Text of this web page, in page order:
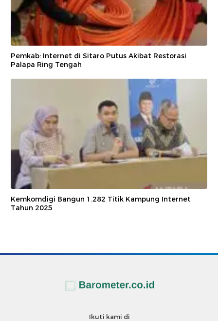
Pemkab: Internet di Sitaro Putus Akibat Restorasi
Palapa Ring Tengah
Kemkomdigi Bangun 1.282 Titik Kampung Internet
Tahun 2025
Ikuti kami di